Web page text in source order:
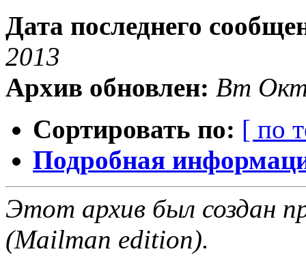
Дата последнего
2013
Архив обновлен: Вт Окт
Сортировать по: [ по
Подробная
Этот архив был создан
(Mailman edition).